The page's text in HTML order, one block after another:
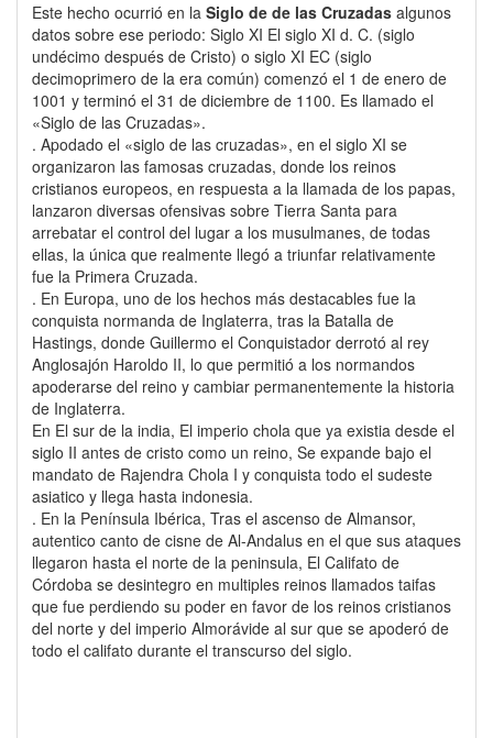
Este hecho ocurrió en la Siglo de de las Cruzadas algunos
datos sobre ese periodo: Siglo XI El siglo XI d. C. (siglo
undécimo después de Cristo) o siglo XI EC (siglo
decimoprimero de la era común) comenzó el 1 de enero de
1001 y terminó el 31 de diciembre de 1100. Es llamado el
«Siglo de las Cruzadas».
. Apodado el «siglo de las cruzadas», en el siglo XI se
organizaron las famosas cruzadas, donde los reinos
cristianos europeos, en respuesta a la llamada de los papas,
lanzaron diversas ofensivas sobre Tierra Santa para
arrebatar el control del lugar a los musulmanes, de todas
ellas, la única que realmente llegó a triunfar relativamente
fue la Primera Cruzada.
. En Europa, uno de los hechos más destacables fue la
conquista normanda de Inglaterra, tras la Batalla de
Hastings, donde Guillermo el Conquistador derrotó al rey
Anglosajón Haroldo II, lo que permitió a los normandos
apoderarse del reino y cambiar permanentemente la historia
de Inglaterra.
En El sur de la india, El imperio chola que ya existia desde el
siglo II antes de cristo como un reino, Se expande bajo el
mandato de Rajendra Chola I y conquista todo el sudeste
asiatico y llega hasta indonesia.
. En la Península Ibérica, Tras el ascenso de Almansor,
autentico canto de cisne de Al-Andalus en el que sus ataques
llegaron hasta el norte de la peninsula, El Califato de
Córdoba se desintegro en multiples reinos llamados taifas
que fue perdiendo su poder en favor de los reinos cristianos
del norte y del imperio Almorávide al sur que se apoderó de
todo el califato durante el transcurso del siglo.